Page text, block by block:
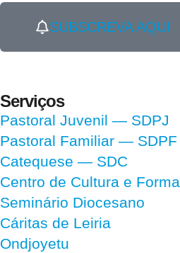
SUBSCREVA AQUI
Serviços
Pastoral Juvenil — SDPJ
Pastoral Familiar — SDPF
Catequese — SDC
Centro de Cultura e
Seminário Diocesano
Cáritas de Leiria
Ondjoyetu